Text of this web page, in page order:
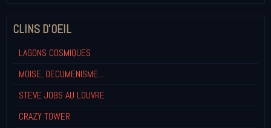
CLINS D'OEIL
LAGONS COSMIQUES
MOISE, OECUMENISME...
STEVE JOBS AU LOUVRE
CRAZY TOWER